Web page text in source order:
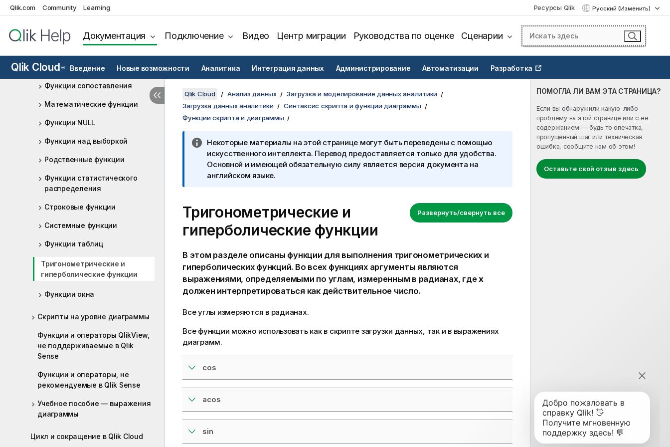
Qlik.com Community Learning Ресурсы Qlik Русский (Изменить)
Документация Подключение Видео Центр миграции Руководства по оценке Сценарии
Qlik Cloud ® Введение Новые возможности Аналитика Интеграция данных Администрирование Автоматизации Разработка
функции
Функции интерпретации
Логические функции
Функции сопоставления
Математические функции
Функции NULL
Функции над выборкой
Родственные функции
Функции статистического
распределения
Строковые функции
Системные функции
Функции таблиц
Тригонометрические и
гиперболические функции
Функции окна
Скрипты на уровне диаграммы
Функции и операторы QlikView,
не поддерживаемые в Qlik
Sense
Функции и операторы, не
рекомендуемые в Qlik Sense
Учебное пособие — выражения
диаграммы
Цикл и сокращение в Qlik Cloud
ПОМОГЛА ЛИ ВАМ ЭТА СТРАНИЦА?
Если вы обнаружили какую-либо
проблему на этой странице или с ее
содержанием — будь то опечатка,
пропущенный шаг или техническая
ошибка, сообщите нам об этом!
Оставьте свой отзыв здесь
Qlik Cloud Анализ данных
Загрузка и моделирование данных аналитики
Загрузка данных аналитики
Синтаксис скрипта и функции диаграммы
Функции скрипта и диаграммы
Некоторые материалы на этой странице могут быть переведены с помощью
искусственного интеллекта. Перевод предоставляется только для удобства.
Основной и имеющей обязательную силу является версия документа на
английском языке.
Развернуть/свернуть все
Тригонометрические и
гиперболические функции
В этом разделе описаны функции для выполнения тригонометрических и
гиперболических функций. Во всех функциях аргументы являются
выражениями, определяемыми по углам, измеренным в радианах, гдеx
должен интерпретироваться как действительное число.
Все углы измеряются в радианах.
Все функции можно использовать как в скрипте загрузки данных, так и в выражениях
диаграмм.
cos
acos
sin